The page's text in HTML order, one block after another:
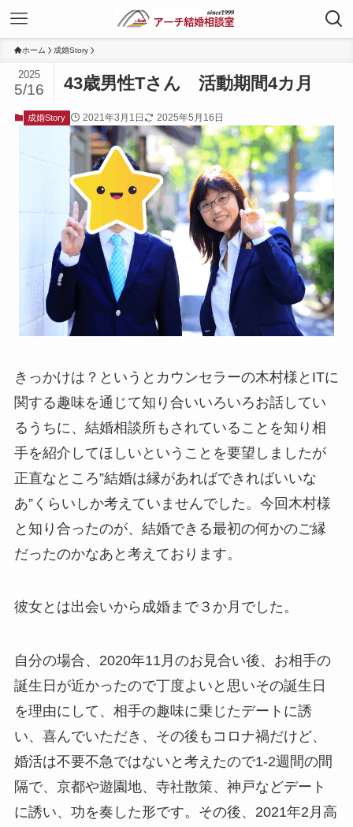
ホーム 成婚Story
43歳男性Tさん 活動期間4カ月
2025
5/16
成婚Story 2021年3月1日 2025年5月16日
きっかけは？というとカウンセラーの木村様とITに
関する趣味を通じて知り合いいろいろお話してい
るうちに、結婚相談所もされていることを知り相
手を紹介してほしいということを要望しましたが
正直なところ”結婚は縁があればできればいいな
あ”くらいしか考えていませんでした。今回木村様
と知り合ったのが、結婚できる最初の何かのご縁
だったのかなあと考えております。
彼女とは出会いから成婚まで３か月でした。
自分の場合、2020年11月のお見合い後、お相手の
誕生日が近かったので丁度よいと思いその誕生日
を理由にして、相手の趣味に乗じたデートに誘
い、喜んでいただき、その後もコロナ禍だけど、
婚活は不要不急ではないと考えたので1-2週間の間
隔で、京都や遊園地、寺社散策、神戸などデート
に誘い、功を奏した形です。その後、2021年2月高